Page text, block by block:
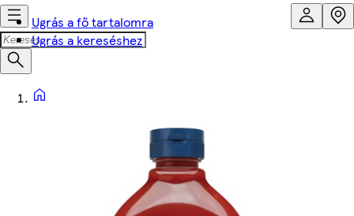
Ugrás a fő tartalomra
Ugrás a kereséshez